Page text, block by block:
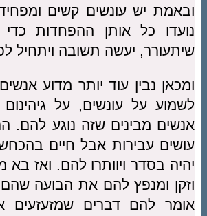
ובאמת יש עונשים קשים
נועדו כל אותן ההפחדות כדי
שיתעורר, יעשה תשובה ויתחיל
ומכאן נבין עוד יותר מדוע
לשמוע על עונשים, על גיהינום
אנשים מבינים שזה נוגע להם.
עושים עבירות אבל חיים
יהיה בסדר ויוותרו להם. ואז בא
וזקן ומנפץ להם את הבועה
אומר להם דברים שמזעזעים